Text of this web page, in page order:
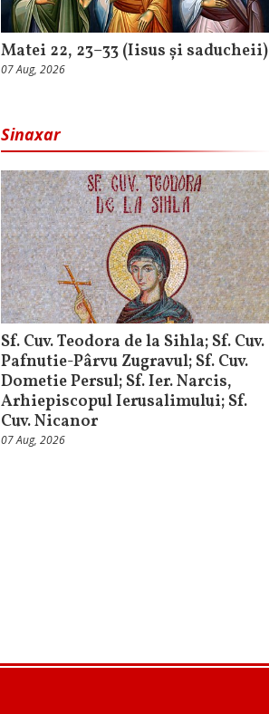
Matei 22, 23–33 (Iisus și saducheii)
07 Aug, 2026
Sinaxar
Sf. Cuv. Teodora de la Sihla; Sf. Cuv.
Pafnutie-Pârvu Zugravul; Sf. Cuv.
Dometie Persul; Sf. Ier. Narcis,
Arhiepiscopul Ierusalimului; Sf.
Cuv. Nicanor
07 Aug, 2026